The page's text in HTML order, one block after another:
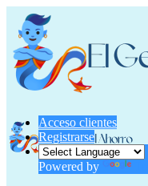
Acceso clientes
Registrarse
Powered by